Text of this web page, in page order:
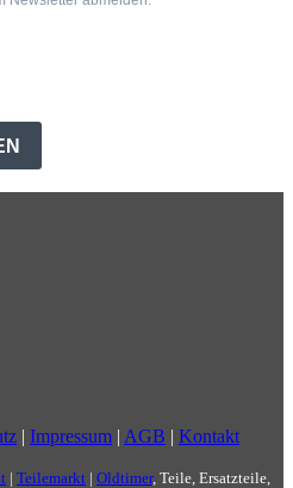
| Impressum | AGB | Kontakt
| Teilemarkt | Oldtimer, Teile, Ersatzteile,